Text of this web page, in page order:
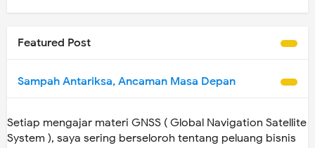
Featured Post
Sampah Antariksa, Ancaman Masa Depan
Setiap mengajar materi GNSS ( Global Navigation Satellite
System ), saya sering berseloroh tentang peluang bisnis